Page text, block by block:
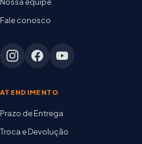
Fale conosco
ATENDIMENTO
Prazo de Entrega
Troca e Devolução